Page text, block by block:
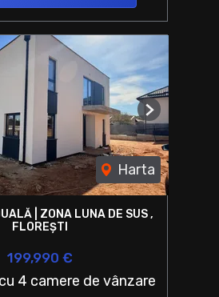
Harta
Next
| ZONA LUNA DE SUS ,
FLOREȘTI
199,990 €
4 camere de vânzare